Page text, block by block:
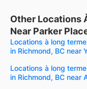
Other Locations
Near Parker
Locations à long
in Richmond, BC near
Locations à long
in Richmond, BC near